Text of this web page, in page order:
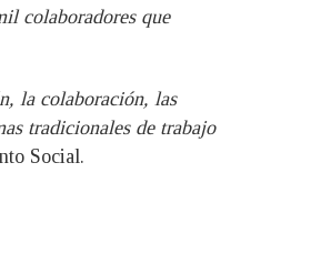
colaboradores que
la colaboración, las
tradicionales de trabajo
Social.